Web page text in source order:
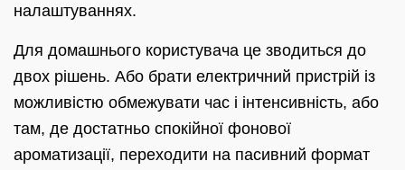
налаштуваннях.
Для домашнього користувача це зводиться до
двох рішень. Або брати електричний пристрій із
можливістю обмежувати час і інтенсивність, або
там, де достатньо спокійної фонової
ароматизації, переходити на пасивний формат